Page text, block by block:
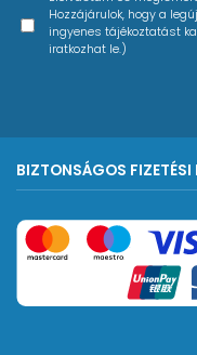
azonnali
zongoraleckék a
válogatott
slágerekről vagy
szükség? A
csapata bármilyen
Hozzájárulok, hogy a
ingyenes tájékoztatást
iratkozhat le.)
BIZTONSÁGOS